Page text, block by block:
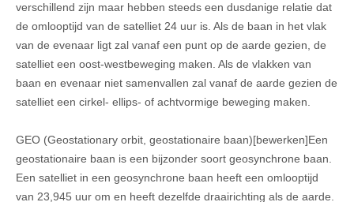
verschillend zijn maar hebben steeds een dusdanige relatie dat
de omlooptijd van de satelliet 24 uur is. Als de baan in het vlak
van de evenaar ligt zal vanaf een punt op de aarde gezien, de
satelliet een oost-westbeweging maken. Als de vlakken van
baan en evenaar niet samenvallen zal vanaf de aarde gezien de
satelliet een cirkel- ellips- of achtvormige beweging maken.
GEO (Geostationary orbit, geostationaire baan)[bewerken]Een
geostationaire baan is een bijzonder soort geosynchrone baan.
Een satelliet in een geosynchrone baan heeft een omlooptijd
van 23,945 uur om en heeft dezelfde draairichting als de aarde.